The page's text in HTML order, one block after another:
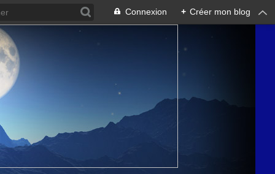
Connexion + Créer mon blog